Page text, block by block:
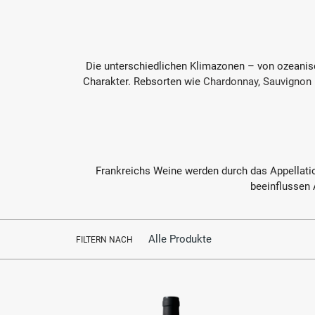
Die unterschiedlichen Klimazonen – von
Charakter. Rebsorten wie Chardonnay, Sauvignon
Frankreichs Weine werden durch das
beeinflussen
FILTERN NACH